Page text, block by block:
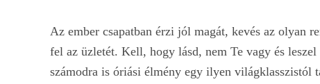
Az ember csapatban érzi jól magát, kevés az olyan
fel az üzletét. Kell, hogy lásd, nem Te vagy és
számodra is óriási élmény egy ilyen